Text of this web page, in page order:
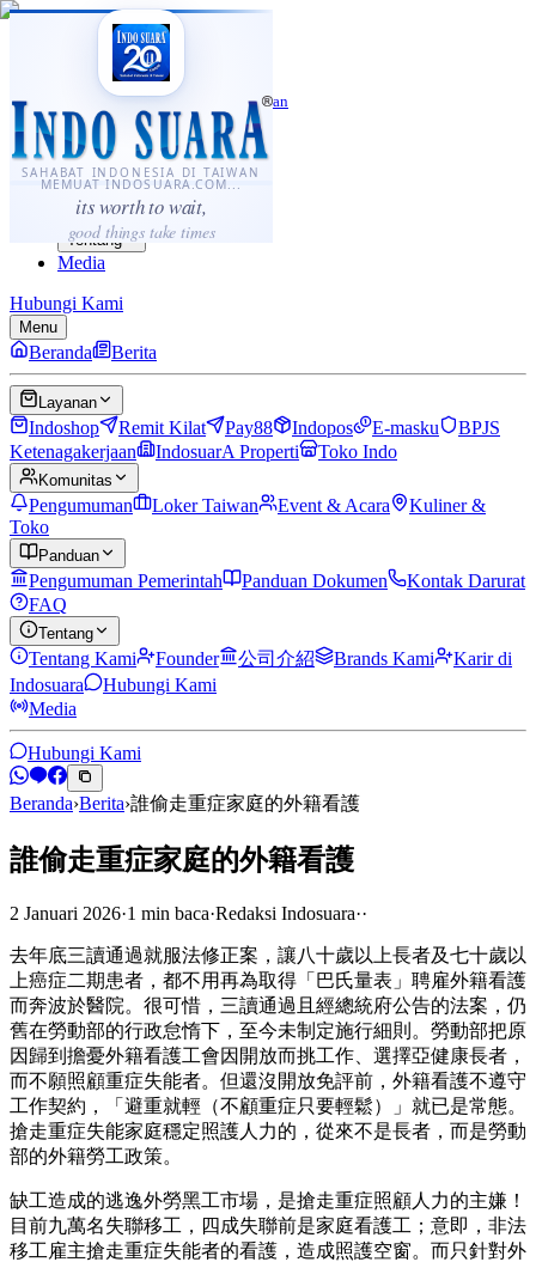
SAHABAT INDONESIA DI TAIWAN
MEMUAT INDOSUARA.COM...
its worth to wait,
good things take times
·...
⌘K
Sahabat Indonesia di Taiwan
Berita
Layanan
Komunitas
Panduan
Tentang
Media
Hubungi Kami
Menu
Beranda Berita
Layanan
Indoshop Remit Kilat Pay88 Indopos E-masku
BPJS
Ketenagakerjaan
IndosuarA Properti Toko Indo
Komunitas
Pengumuman Loker Taiwan Event & Acara
Kuliner &
Toko
Panduan
Pengumuman Pemerintah Panduan Dokumen
Kontak Darurat
FAQ
Tentang
Tentang Kami Founder 公司介紹 Brands Kami
Karir di
Indosuara
Hubungi Kami
Media
Hubungi Kami
Beranda›Berita›誰偷走重症家庭的外籍看護
誰偷走重症家庭的外籍看護
2 Januari 2026·1 min baca·Redaksi Indosuara··
去年底三讀通過就服法修正案，讓八十歲以上長者及七十歲以
上癌症二期患者，都不用再為取得「巴氏量表」聘雇外籍看護
而奔波於醫院。很可惜，三讀通過且經總統府公告的法案，仍
舊在勞動部的行政怠惰下，至今未制定施行細則。勞動部把原
因歸到擔憂外籍看護工會因開放而挑工作、選擇亞健康長者，
而不願照顧重症失能者。但還沒開放免評前，外籍看護不遵守
工作契約，「避重就輕（不顧重症只要輕鬆）」就已是常態。
搶走重症失能家庭穩定照護人力的，從來不是長者，而是勞動
部的外籍勞工政策。
缺工造成的逃逸外勞黑工市場，是搶走重症照顧人力的主嫌！
目前九萬名失聯移工，四成失聯前是家庭看護工；意即，非法
移工雇主搶走重症失能者的看護，造成照護空窗。而只針對外